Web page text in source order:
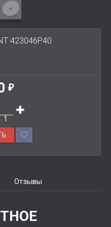
423046P40
₽
1
Отзывы